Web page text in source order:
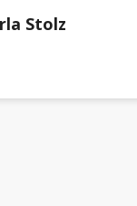
Stolz